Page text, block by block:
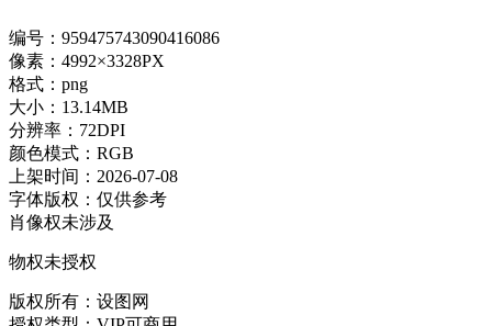
编号：959475743090416086
像素：4992×3328PX
格式：png
大小：13.14MB
分辨率：72DPI
颜色模式：RGB
上架时间：2026-07-08
字体版权：仅供参考
肖像权未涉及
物权未授权
版权所有：设图网